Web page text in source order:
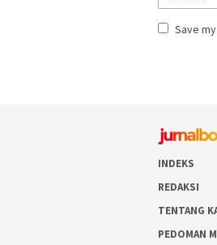
Save
INDEKS
REDAKSI
TENTANG
PEDOMAN